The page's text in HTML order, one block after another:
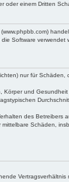
oder einem Dritten
Software verwendet
nur für Schäden,
und
des Betreibers
Schäden,
Vertragsverhältnis